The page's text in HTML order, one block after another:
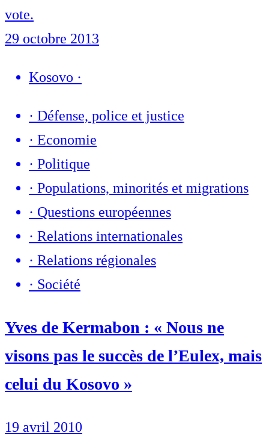
vote.
29 octobre 2013
Kosovo ·
· Défense, police et justice
· Economie
· Politique
· Populations, minorités et migrations
· Questions européennes
· Relations internationales
· Relations régionales
· Société
Yves de Kermabon : « Nous ne
visons pas le succès de l’Eulex, mais
celui du Kosovo »
19 avril 2010